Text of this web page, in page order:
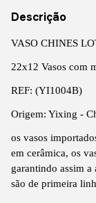
Descrição
VASO CHINES
22x12 Vasos com
REF: (YI1004B)
Origem: Yixing -
os vasos
em cerâmica, os
garantindo assim a
são de primeira